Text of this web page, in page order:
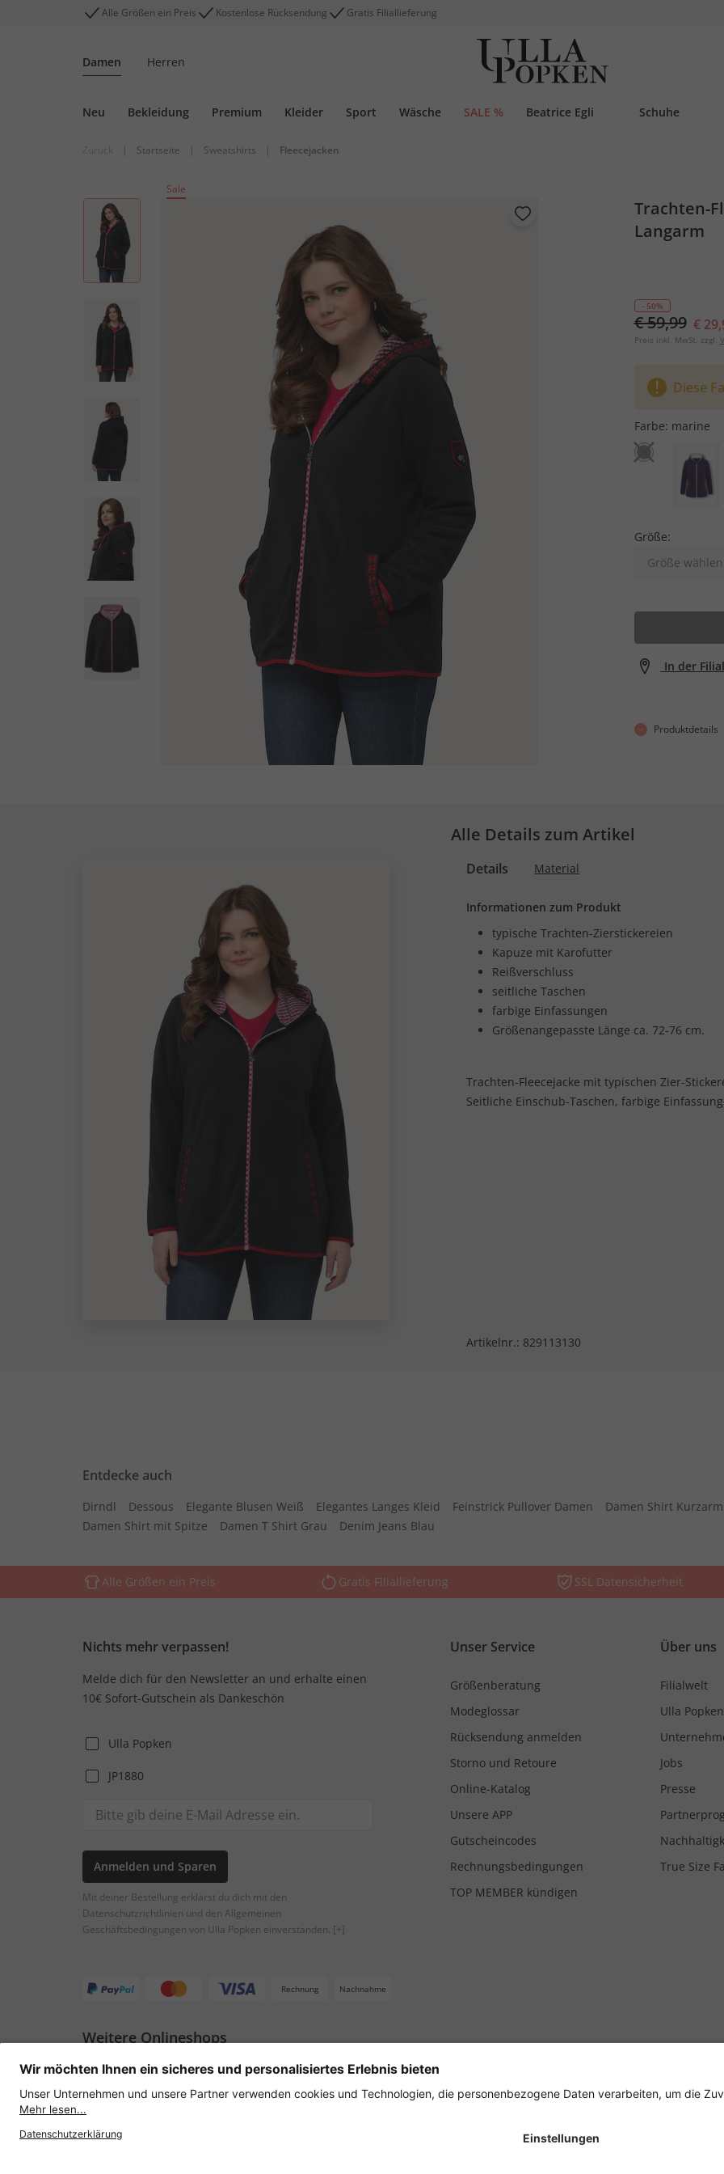
Alle Größen ein Preis Kostenlose Rücksendung Gratis Filiallieferung
Damen Herren
Neu Bekleidung Premium Kleider Sport Wäsche SALE % Beatrice Egli Schuhe
| Startseite | Sweatshirts | Fleecejacken
Sale
Trachten-
Langarm
- 50%
€ 59,99 €
Preis inkl. MwSt. zzgl.
Diese
Farbe: marine
Größe:
Größe wählen
In der
Produktdetails
Alle Details zum Artikel
Details Material
Informationen zum Produkt
typische Trachten-Zierstickereien
Kapuze mit Karofutter
Reißverschluss
seitliche Taschen
farbige Einfassungen
Größenangepasste Länge ca. 72-76 cm.
Trachten-Fleecejacke mit typischen Zier-
Seitliche Einschub-Taschen, farbige
Artikelnr.: 829113130
Entdecke auch
Dirndl Dessous Elegante Blusen Weiß Elegantes Langes Kleid Feinstrick Pullover Damen
Damen Shirt Kurzarm
Damen Shirt mit Spitze
Damen T Shirt Grau Denim Jeans Blau
Alle Größen ein Preis Gratis Filiallieferung SSL Datensicherheit
Nichts mehr verpassen!
Melde dich für den Newsletter an und erhalte einen
10€ Sofort-Gutschein als Dankeschön
Ulla Popken
JP1880
Anmelden und Sparen
Mit deiner Bestellung erklärst du dich mit den
Datenschutzrichtlinien und den Allgemeinen
Geschäftsbedingungen von Ulla Popken einverstanden. [+]
Unser Service
Größenberatung
Modeglossar
Rücksendung anmelden
Storno und Retoure
Online-Katalog
Unsere APP
Gutscheincodes
Rechnungsbedingungen
TOP MEMBER kündigen
Über uns
Filialwelt
Ulla
Jobs
Presse
True Size
Rechnung Nachnahme
Weitere Onlineshops
Österreich